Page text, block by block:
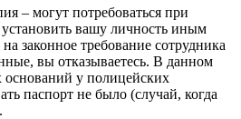
– могут потребоваться при
вашу личность иным
законное требование сотрудника
вы отказываетесь. В данном
оснований у полицейских
паспорт не было (случай, когда